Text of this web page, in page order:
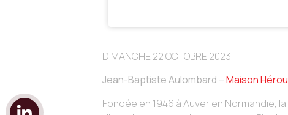
DIMANCHE 22 OCTOBRE 2023
Jean-Baptiste Aulombard –Maison
Fondée en 1946 à Auver en Normandie,